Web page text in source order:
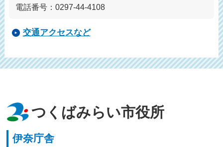
電話番号：0297-44-4108
交通アクセスなど
つくばみらい市役所
伊奈庁舎